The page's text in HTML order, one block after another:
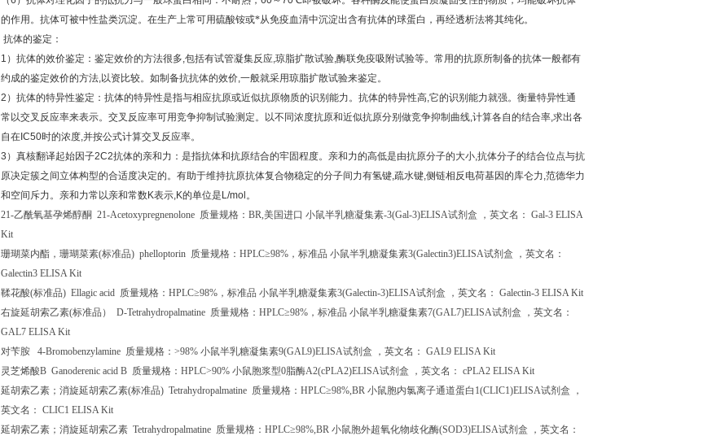
的作用。抗体可被中性盐类沉淀。在生产上常可用硫酸铵或*从免疫血清中沉淀出含有抗体的球蛋白，再经透析法将其纯化。
抗体的鉴定：
1 ）抗体的效价鉴定：鉴定效价的方法很多,包括有试管凝集反应,琼脂扩散试验,酶联免疫吸附试验等。常用的抗原所制备的抗体一般都有
约成的鉴定效价的方法,以资比较。如制备抗抗体的效价,一般就采用琼脂扩散试验来鉴定。
2 ）抗体的特异性鉴定：抗体的特异性是指与相应抗原或近似抗原物质的识别能力。抗体的特异性高,它的识别能力就强。衡量特异性通
常以交叉反应率来表示。交叉反应率可用竞争抑制试验测定。以不同浓度抗原和近似抗原分别做竞争抑制曲线,计算各自的结合率,求出各
自在 IC50时的浓度,并按公式计算交叉反应率。
3 ）真核翻译起始因子2C2抗体的亲和力：是指抗体和抗原结合的牢固程度。亲和力的高低是由抗原分子的大小,抗体分子的结合位点与抗
原决定簇之间立体构型的合适度决定的。有助于维持抗原抗体复合物稳定的分子间力有氢键,疏水键,侧链相反电荷基因的库仑力,范德华力
和空间斥力。亲和力常以亲和常数K表示,K的单位是 L/mol 。
21-乙酰氧基孕烯醇酮 21-Acetoxypregnenolone 质量规格： BR,美国进口 小鼠半乳糖凝集素-3(Gal-3)ELISA试剂盒 ，英文名： Gal-3 ELISA
Kit
珊瑚菜内酯，珊瑚菜素(标准品) phelloptorin 质量规格： HPLC≥98% ，标准品 小鼠半乳糖凝集素3(Galectin3)ELISA试剂盒
，英文名：
Galectin3 ELISA Kit
鞣花酸(标准品) Ellagic acid 质量规格： HPLC≥98% ，标准品 小鼠半乳糖凝集素3(Galectin-3)ELISA试剂盒 ，英文名： Galectin-3 ELISA Kit
右旋延胡索乙素(标准品） D-Tetrahydropalmatine 质量规格： HPLC≥98% ，标准品 小鼠半乳糖凝集素7(GAL7)ELISA试剂盒
，英文名：
GAL7 ELISA Kit
对苄胺 4-Bromobenzylamine 质量规格： >98% 小鼠半乳糖凝集素9(GAL9)ELISA试剂盒 ，英文名： GAL9 ELISA Kit
灵芝烯酸B Ganoderenic acid B 质量规格： HPLC>90% 小鼠胞浆型0脂酶A2(cPLA2)ELISA试剂盒 ，英文名： cPLA2 ELISA Kit
延胡索乙素；消旋延胡索乙素(标准品) Tetrahydropalmatine 质量规格： HPLC≥98%,BR 小鼠胞内氯离子通道蛋白 1(CLIC1)ELISA试剂盒
，
英文名： CLIC1 ELISA Kit
延胡索乙素；消旋延胡索乙素 Tetrahydropalmatine 质量规格： HPLC≥98%,BR 小鼠胞外超氧化物歧化酶(SOD3)ELISA试剂盒
，英文名：